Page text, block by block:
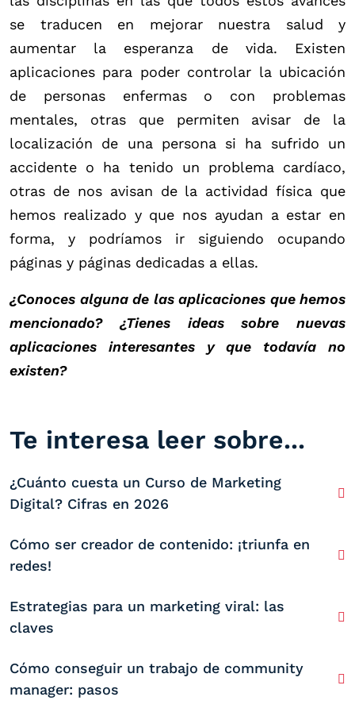
se traducen en mejorar nuestra salud y
aumentar la esperanza de vida. Existen
aplicaciones para poder controlar la ubicación
de personas enfermas o con problemas
mentales, otras que permiten avisar de la
localización de una persona si ha sufrido un
accidente o ha tenido un problema cardíaco,
otras de nos avisan de la actividad física que
hemos realizado y que nos ayudan a estar en
forma, y podríamos ir siguiendo ocupando
páginas y páginas dedicadas a ellas.
¿Conoces alguna de las aplicaciones que hemos
mencionado? ¿Tienes ideas sobre nuevas
aplicaciones interesantes y que todavía no
existen?
Te interesa leer sobre...
¿Cuánto cuesta un Curso de Marketing
Digital? Cifras en 2026
Cómo ser creador de contenido: ¡triunfa en
redes!
Estrategias para un marketing viral: las
claves
Cómo conseguir un trabajo de community
manager: pasos